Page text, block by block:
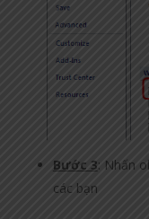
Bước 3: Nhấn
các bạn